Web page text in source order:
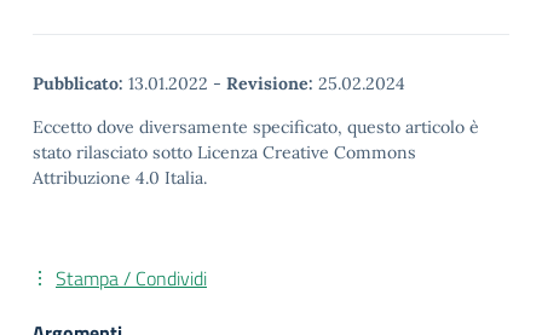
Pubblicato: 13.01.2022 - Revisione: 25.02.2024
Eccetto dove diversamente specificato, questo articolo è
stato rilasciato sotto Licenza Creative Commons
Attribuzione 4.0 Italia.
Stampa / Condividi